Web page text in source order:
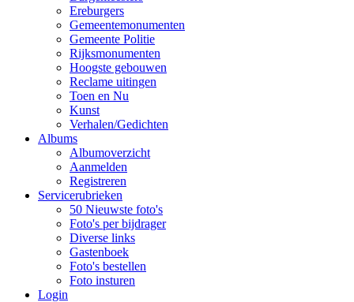
Ereburgers
Gemeentemonumenten
Gemeente Politie
Rijksmonumenten
Hoogste gebouwen
Reclame uitingen
Toen en Nu
Kunst
Verhalen/Gedichten
Albums
Albumoverzicht
Aanmelden
Registreren
Servicerubrieken
50 Nieuwste foto's
Foto's per bijdrager
Diverse links
Gastenboek
Foto's bestellen
Foto insturen
Login